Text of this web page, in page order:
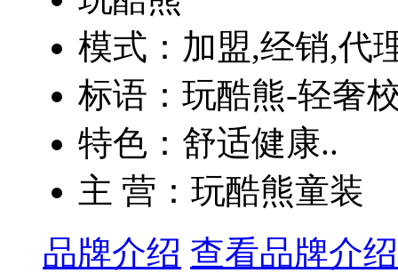
模式：加盟,经销,代
标语：玩酷熊-轻奢
特色：舒适健康..
主 营：玩酷熊童装
品牌介绍 查看品牌介绍